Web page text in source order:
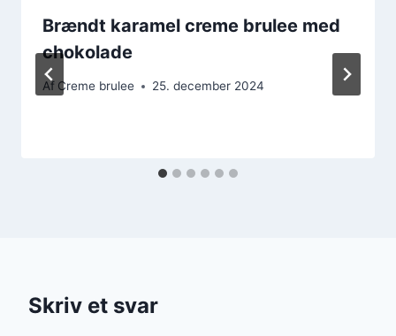
Brændt karamel creme brulee med
chokolade
Af Creme brulee 25. december 2024
Skriv et svar